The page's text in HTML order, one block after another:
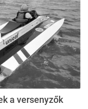
a versenyzők